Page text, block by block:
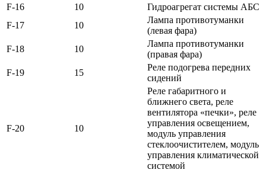
F-16
10
Гидроагрегат системы АБС
F-17
10
Лампа противотуманки
(левая фара)
F-18
10
Лампа противотуманки
(правая фара)
F-19
15
Реле подогрева передних
сидений
F-20 10
Реле габаритного и
ближнего света, реле
вентилятора «печки», реле
управления освещением,
модуль управления
стеклоочистителем, модуль
управления климатической
системой